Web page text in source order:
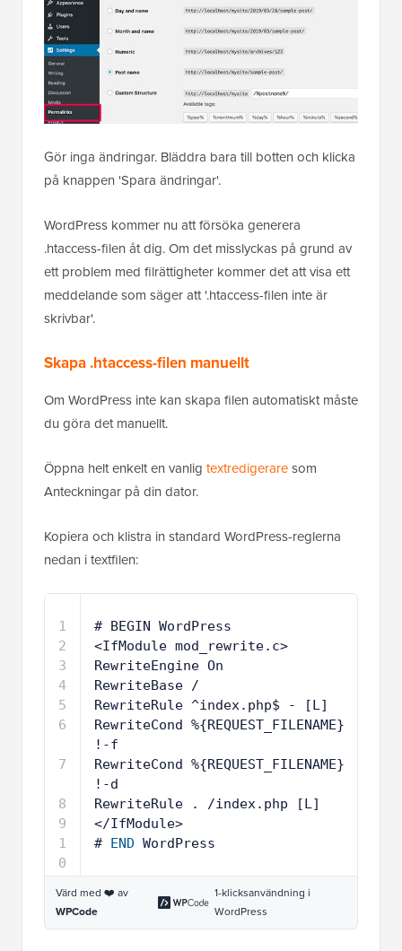
Gör inga ändringar. Bläddra bara till botten och klicka
på knappen 'Spara ändringar'.
WordPress kommer nu att försöka generera
.htaccess-filen åt dig. Om det misslyckas på grund av
ett problem med filrättigheter kommer det att visa ett
meddelande som säger att '.htaccess-filen inte är
skrivbar'.
Skapa .htaccess-filen manuellt
Om WordPress inte kan skapa filen automatiskt måste
du göra det manuellt.
Öppna helt enkelt en vanlig textredigeraresom
Anteckningar på din dator.
Kopiera och klistra in standard WordPress-reglerna
nedan i textfilen:
1
2
3
4
5
6
7
8
9
1
0
# BEGIN WordPress
<IfModule mod_rewrite.c>
RewriteEngine On
RewriteBase /
RewriteRule ^index.php$ - [L]
RewriteCond %{REQUEST_FILENAME}
!-f
RewriteCond %{REQUEST_FILENAME}
!-d
RewriteRule . /index.php [L]
</IfModule>
# END WordPress
Värd med ❤️ av
WPCode
1-klicksanvändning i
WordPress